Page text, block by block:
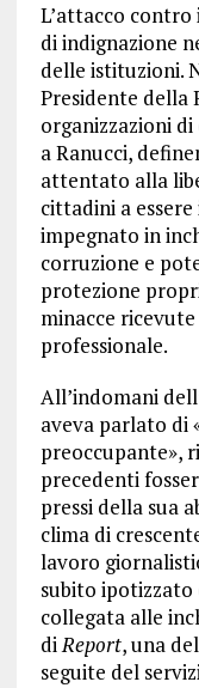
L’attacco
di indignazione
delle istituzioni.
Presidente della
organizzazioni
a Ranucci,
attentato alla
cittadini a
impegnato in
corruzione e
protezione
minacce
professionale.
All’indomani
aveva parlato di
preoccupante»,
precedenti
pressi della sua
clima di
lavoro
subito ipotizzato
collegata alle
diReport, una
seguite del